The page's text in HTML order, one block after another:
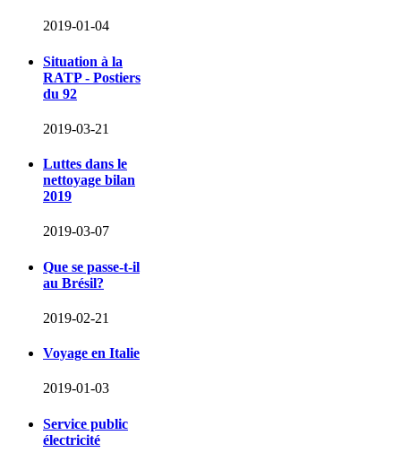
2019-01-04
Situation à la
RATP - Postiers
du 92
2019-03-21
Luttes dans le
nettoyage bilan
2019
2019-03-07
Que se passe-t-il
au Brésil?
2019-02-21
Voyage en Italie
2019-01-03
Service public
électricité